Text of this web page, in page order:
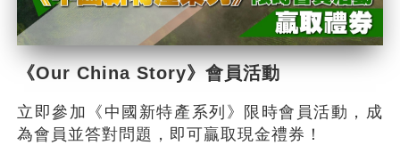
《Our China Story》會員活動
立即參加《中國新特產系列》限時會員活動，成
為會員並答對問題，即可贏取現金禮券！